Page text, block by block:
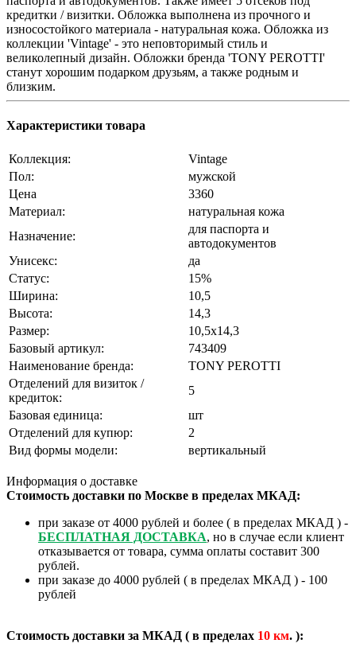
кредитки / визитки. Обложка выполнена из прочного и
износостойкого материала - натуральная кожа. Обложка из
коллекции 'Vintage' - это неповторимый стиль и
великолепный дизайн. Обложки бренда 'TONY PEROTTI'
станут хорошим подарком друзьям, а также родным и
близким.
Характеристики товара
Коллекция:
Vintage
Пол:
мужской
Цена
3360
Материал:
натуральная кожа
Назначение:
для паспорта и
автодокументов
Унисекс:
да
Статус:
15%
Ширина:
10,5
Высота:
14,3
Размер:
10,5x14,3
Базовый артикул:
743409
Наименование бренда:
TONY PEROTTI
Отделений для визиток /
кредиток:
5
Базовая единица:
шт
Отделений для купюр:
2
Вид формы модели:
вертикальный
Информация о доставке
Стоимость доставки по Москве в пределах МКАД:
при заказе от 4000 рублей и более ( в пределах МКАД ) -
БЕСПЛАТНАЯ ДОСТАВКА, но в случае если клиент
отказывается от товара, сумма оплаты составит 300
рублей.
при заказе до 4000 рублей ( в пределах МКАД ) - 100
рублей
Стоимость доставки за МКАД ( в пределах 10 км. ):